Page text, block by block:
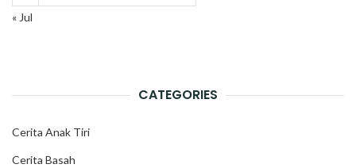
« Jul
CATEGORIES
Cerita Anak Tiri
Cerita Basah